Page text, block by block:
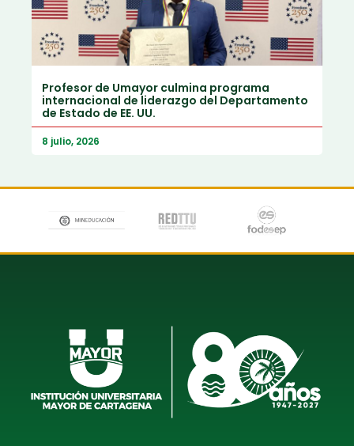
Profesor de Umayor culmina programa
internacional de liderazgo del Departamento
de Estado de EE. UU.
8 julio, 2026